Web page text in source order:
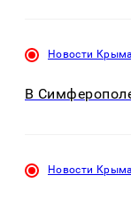
Новости Крыма
В
Новости Крыма